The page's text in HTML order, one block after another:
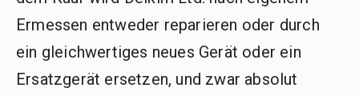
Ermessen entweder reparieren oder durch
ein gleichwertiges neues Gerät oder ein
Ersatzgerät ersetzen, und zwar absolut